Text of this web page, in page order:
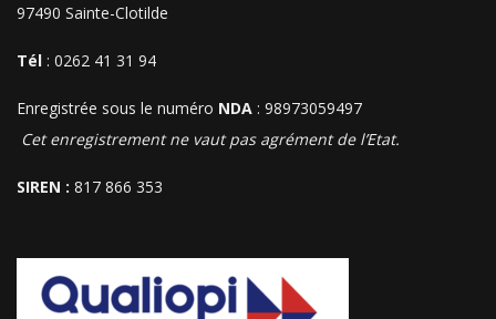
97490 Sainte-Clotilde
Tél : 0262 41 31 94
Enregistrée sous le numéro NDA : 98973059497
Cet enregistrement ne vaut pas agrément de l’Etat.
SIREN : 817 866 353